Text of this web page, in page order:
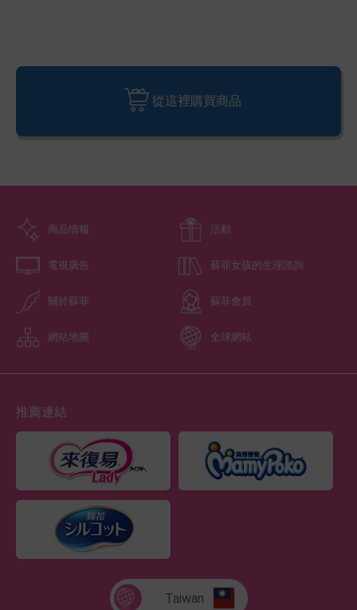
從這裡購買商品
商品情報 活動
電視廣告 蘇菲女孩的生理諮詢
關於蘇菲 蘇菲會員
網站地圖 全球網站
推薦連結
Taiwan